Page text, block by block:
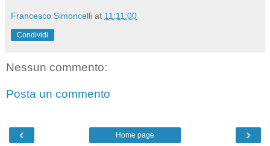
Francesco Simoncelli at 11:11:00
Condividi
Nessun commento:
Posta un commento
‹ ›
Home page